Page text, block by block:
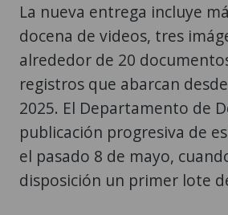
La nueva entrega incluye
docena de videos, tres
alrededor de 20
registros que abarcan
2025. El Departamento de
publicación progresiva de
el pasado 8 de mayo,
disposición un primer lote